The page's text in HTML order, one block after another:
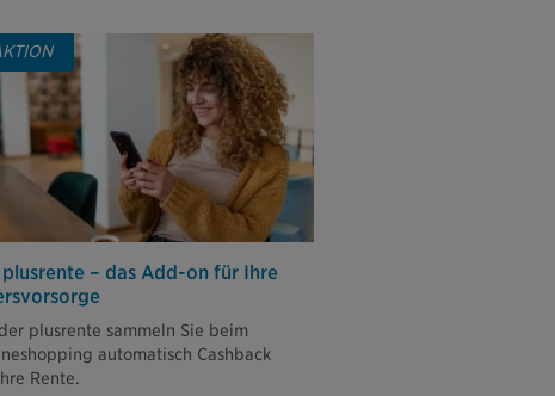
plusrente – das Add-on für Ihre
plusrente sammeln Sie beim
automatisch Cashback
Rente.